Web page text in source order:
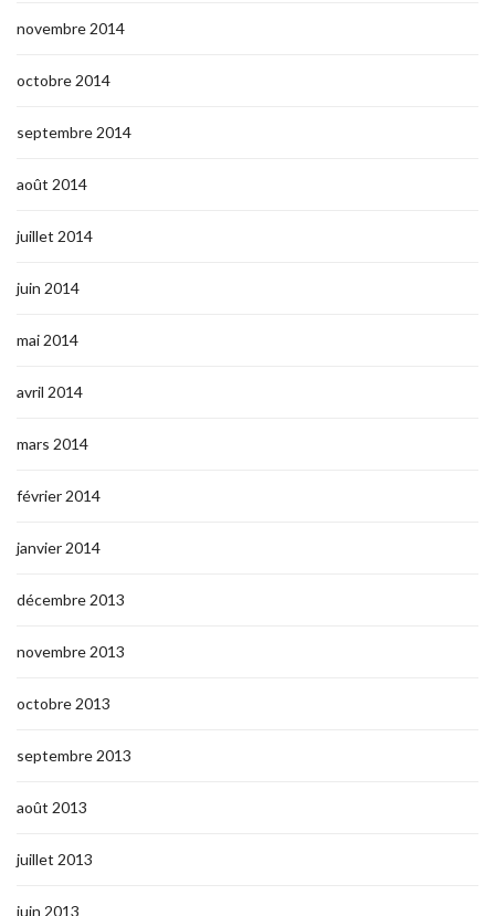
novembre 2014
octobre 2014
septembre 2014
août 2014
juillet 2014
juin 2014
mai 2014
avril 2014
mars 2014
février 2014
janvier 2014
décembre 2013
novembre 2013
octobre 2013
septembre 2013
août 2013
juillet 2013
juin 2013